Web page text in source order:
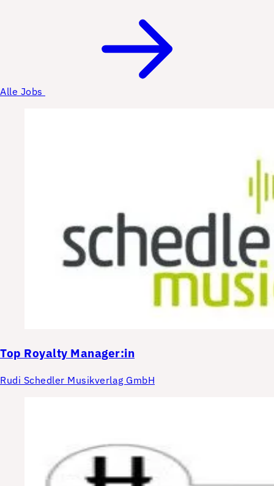
Alle Jobs
Top Royalty Manager:in
Rudi Schedler Musikverlag GmbH